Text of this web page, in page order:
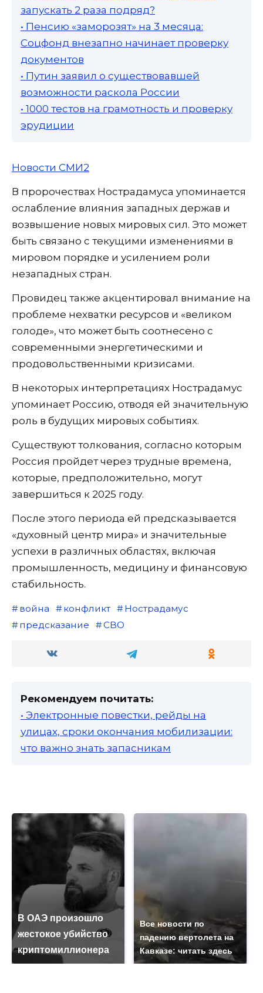
запускать 2 раза подряд?
• Пенсию «заморозят» на 3 месяца:
Соцфонд внезапно начинает проверку
документов
• Путин заявил о существовавшей
возможности раскола России
• 1000 тестов на грамотность и проверку
эрудиции
Новости СМИ2
В пророчествах Нострадамуса упоминается
ослабление влияния западных держав и
возвышение новых мировых сил. Это может
быть связано с текущими изменениями в
мировом порядке и усилением роли
незападных стран.
Провидец также акцентировал внимание на
проблеме нехватки ресурсов и «великом
голоде», что может быть соотнесено с
современными энергетическими и
продовольственными кризисами.
В некоторых интерпретациях Нострадамус
упоминает Россию, отводя ей значительную
роль в будущих мировых событиях.
Существуют толкования, согласно которым
Россия пройдет через трудные времена,
которые, предположительно, могут
завершиться к 2025 году.
После этого периода ей предсказывается
«духовный центр мира» и значительные
успехи в различных областях, включая
промышленность, медицину и финансовую
стабильность.
война конфликт
Нострадамус
предсказание
СВО
Рекомендуем почитать:
• Электронные повестки, рейды на
улицах, сроки окончания мобилизации:
что важно знать запасникам
В ОАЭ произошло
жестокое убийство
криптомиллионера
Все новости по
падению вертолета на
Кавказе: читать здесь